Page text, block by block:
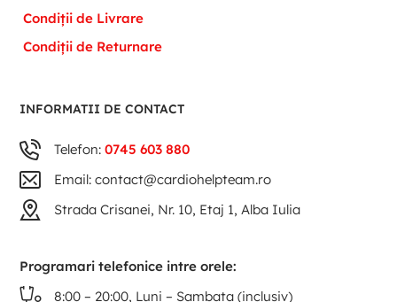
Condiții de Livrare
Condiții de Returnare
INFORMATII DE CONTACT
Telefon:0745 603 880
Email: contact@cardiohelpteam.ro
Strada Crisanei, Nr. 10, Etaj 1, Alba Iulia
Programari telefonice intre orele:
8:00 – 20:00, Luni – Sambata (inclusiv)